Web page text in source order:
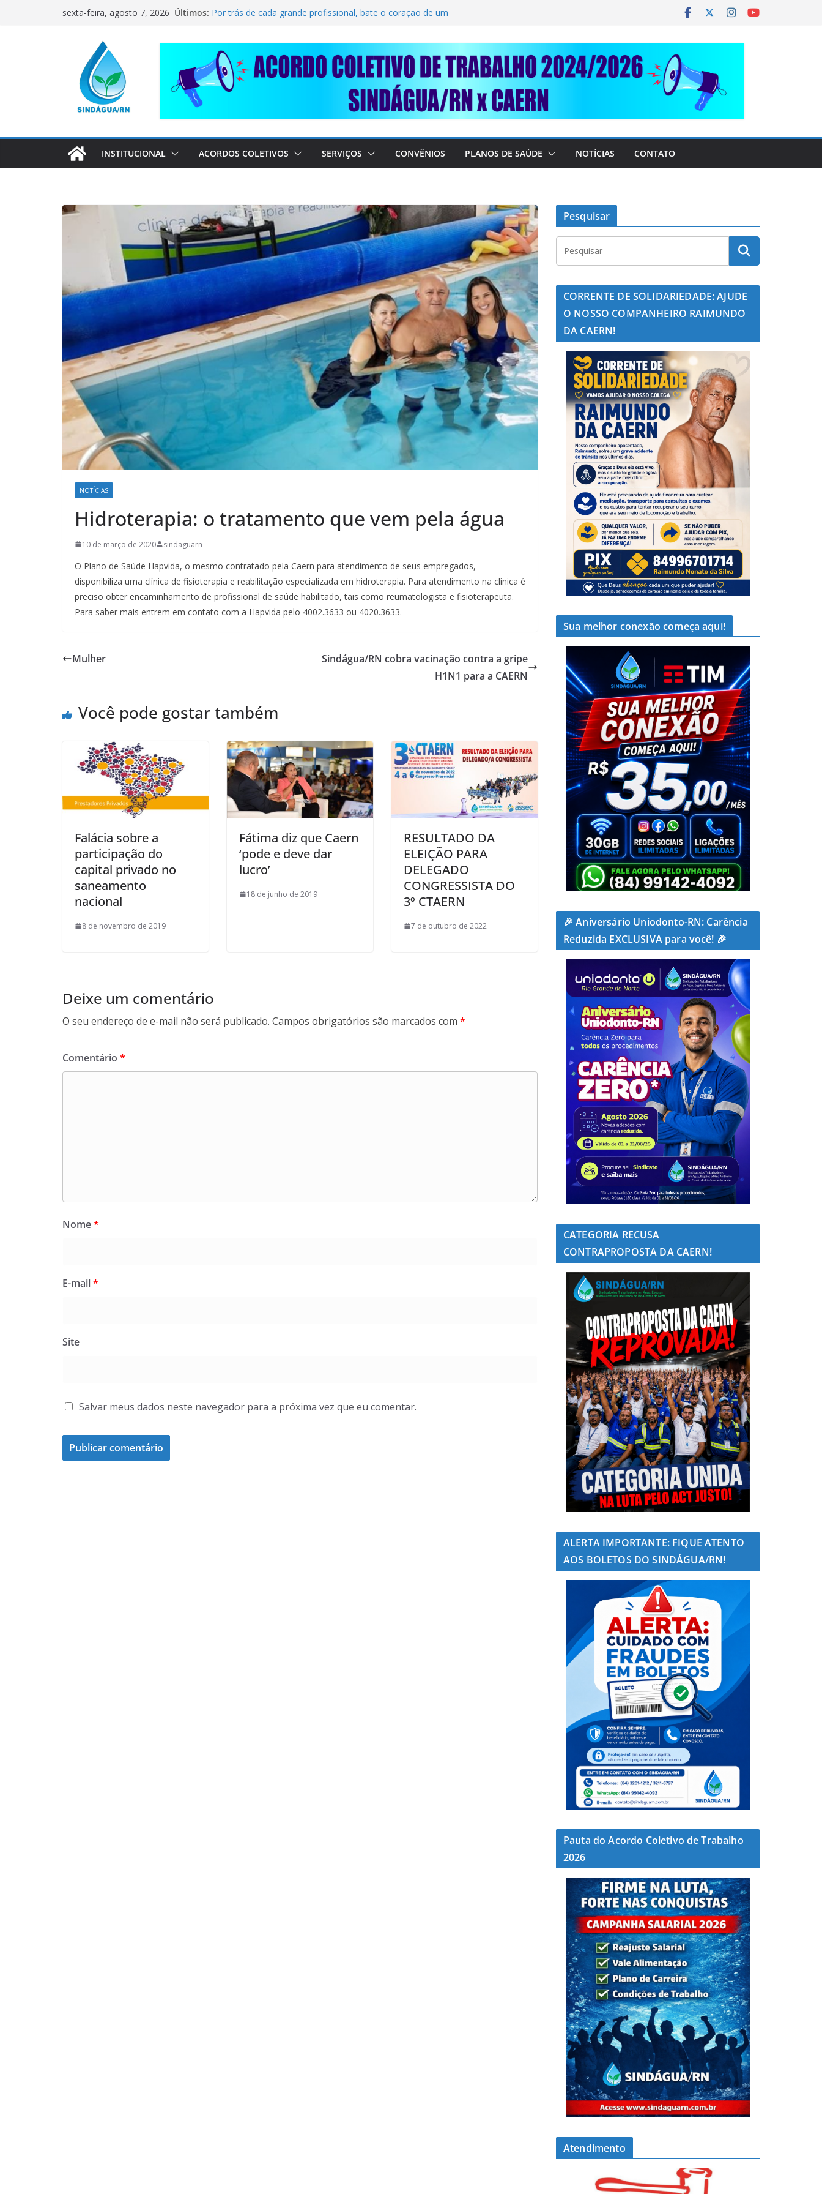
sexta-feira, agosto 7, 2026 Últimos: CORRENTE DE SOLIDARIEDADE: AJUDE O NOSSO
pai dedicado
📢 ATENÇÃO, TRABALHADORES DO SINDÁGUA/RN! 📢
Sindágua/RN presente em importante debate com o Ministro
Luiz Marinho!
ELE AVISOU SOBRE A SABESP! 🚨
INSTITUCIONAL ACORDOS COLETIVOS SERVIÇOS CONVÊNIOS PLANOS DE SAÚDE NOTÍCIAS CONTATO
NOTÍCIAS
Hidroterapia: o tratamento que vem pela água
10 de março de 2020 sindaguarn
O Plano de Saúde Hapvida, o mesmo contratado pela Caern para atendimento de seus empregados,
disponibiliza uma clínica de fisioterapia e reabilitação especializada em hidroterapia. Para atendimento na clínica é
preciso obter encaminhamento de profissional de saúde habilitado, tais como reumatologista e fisioterapeuta.
Para saber mais entrem em contato com a Hapvida pelo 4002.3633 ou 4020.3633.
Mulher
Sindágua/RN cobra vacinação contra a gripe
H1N1 para a CAERN
Você pode gostar também
Falácia sobre a
participação do
capital privado no
saneamento
nacional
8 de novembro de 2019
Fátima diz que Caern
‘pode e deve dar
lucro’
18 de junho de 2019
RESULTADO DA
ELEIÇÃO PARA
DELEGADO
CONGRESSISTA DO
3º CTAERN
7 de outubro de 2022
Deixe um comentário
O seu endereço de e-mail não será publicado. Campos obrigatórios são marcados com *
Comentário *
Nome*
E-mail*
Site
Salvar meus dados neste navegador para a próxima vez que eu comentar.
Pesquisar
CORRENTE DE SOLIDARIEDADE: AJUDE
O NOSSO COMPANHEIRO RAIMUNDO
DA CAERN!
Sua melhor conexão começa aqui!
🎉 Aniversário Uniodonto-RN: Carência
Reduzida EXCLUSIVA para você! 🎉
CATEGORIA RECUSA
CONTRAPROPOSTA DA CAERN!
ALERTA IMPORTANTE: FIQUE ATENTO
AOS BOLETOS DO SINDÁGUA/RN!
Pauta do Acordo Coletivo de Trabalho
2026
Atendimento